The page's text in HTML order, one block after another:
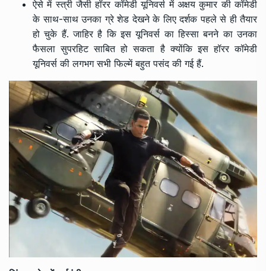
ऐसे में स्त्री जैसी हॉरर कॉमेडी यूनिवर्स में अक्षय कुमार की कॉमेडी
के साथ-साथ उनका ग्रे शेड देखने के लिए दर्शक पहले से ही तैयार
हो चुके हैं. जाहिर है कि इस यूनिवर्स का हिस्सा बनने का उनका
फैसला सुपरहिट साबित हो सकता है क्योंकि इस हॉरर कॉमेडी
यूनिवर्स की लगभग सभी फिल्में बहुत पसंद की गई हैं.